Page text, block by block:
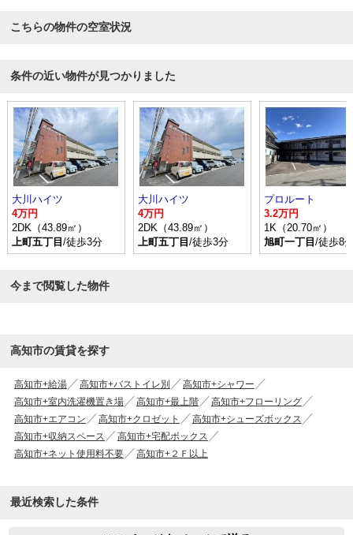
こちらの物件の空室状況
条件の近い物件が見つかりました
大川ハイツ
4万円
2DK（43.89㎡）
上町五丁目 /徒歩3分
大川ハイツ
4万円
2DK（43.89㎡）
上町五丁目 /徒歩3分
プロルート
3.2万円
1K（20.70㎡）
旭町一丁目 /徒歩8
今まで閲覧した物件
高知市の賃貸を探す
高知市+給湯 高知市+バストイレ別
高知市+シャワー
高知市+室内洗濯機置き場
高知市+最上階
高知市+フローリング
高知市+エアコン
高知市+クロゼット
高知市+シューズボックス
高知市+収納スペース
高知市+宅配ボックス
高知市+ネット使用料不要
高知市+２Ｆ以上
最近検索した条件